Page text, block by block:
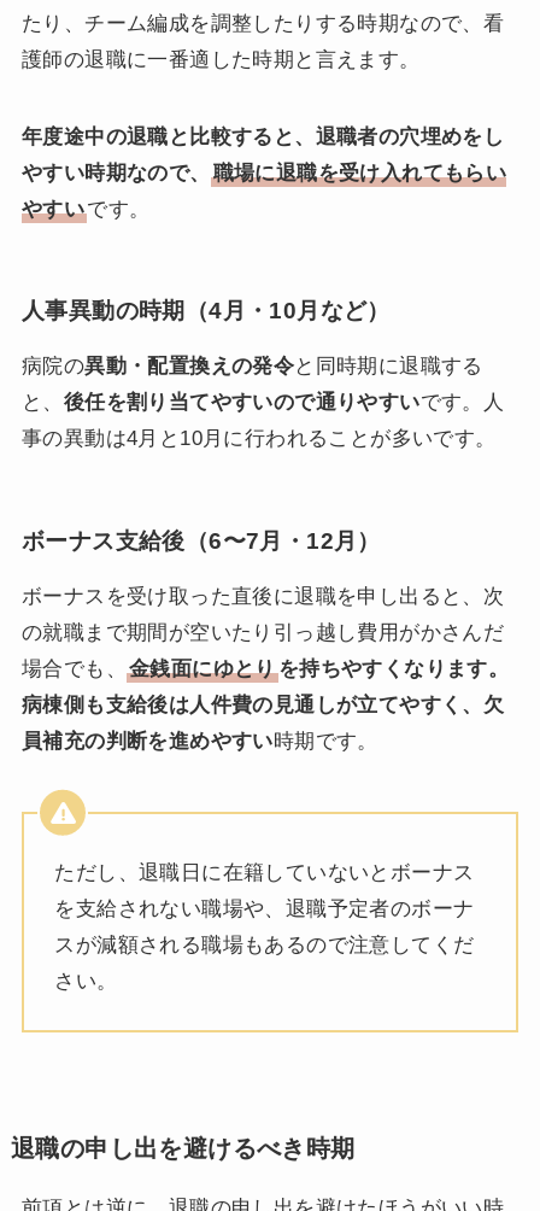
たり、チーム編成を調整したりする時期なので、看
護師の退職に一番適した時期と言えます。
年度途中の退職と比較すると、退職者の穴埋めをし
やすい時期なので、
職場に退職を受け入れてもらい
やすいです。
人事異動の時期（4月・10月など）
病院の異動・配置換えの発令と同時期に退職する
と、 後任を割り当てやすいので通りやすいです。人
事の異動は4月と10月に行われることが多いです。
ボーナス支給後（6〜7月・12月）
ボーナスを受け取った直後に退職を申し出ると、次
の就職まで期間が空いたり引っ越し費用がかさんだ
場合でも、
金銭面にゆとりを持ちやすくなります。
病棟側も支給後は人件費の見通しが立てやすく、欠
員補充の判断を進めやすい時期です。
ただし、退職日に在籍していないとボーナス
を支給されない職場や、退職予定者のボーナ
スが減額される職場もあるので注意してくだ
さい。
退職の申し出を避けるべき時期